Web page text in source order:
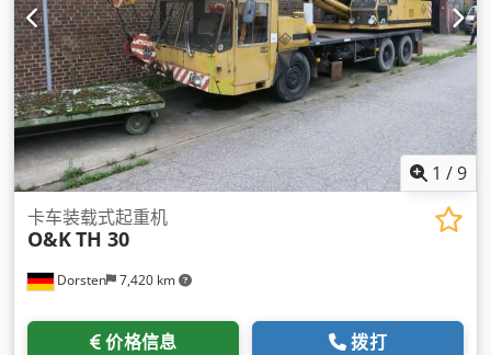
1 /9
Dorsten 7,420 km
卡车装载式起重机
O&KTH 30
价格信息 拨打